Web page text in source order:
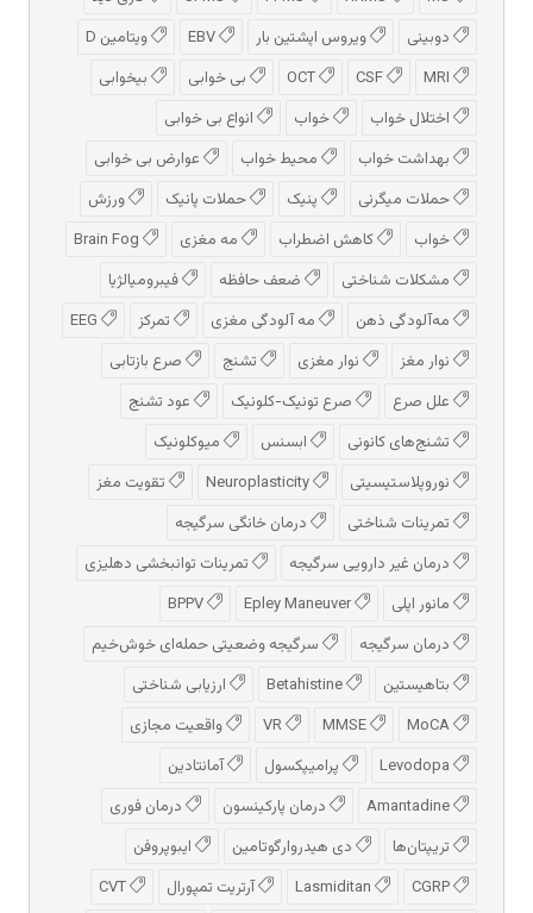
دوبینی
ویروس اپشتین بار
ویتامین D
بی خوابی
بیخوابی
اختلال خواب
خواب
انواع بی خوابی
بهداشت خواب
محیط خواب
عوارض بی خوابی
حملات میگرنی
پنیک حملات پانیک
ورزش
خواب
کاهش اضطراب مه مغزی
مشکلات شناختی
ضعف حافظه
فیبرومیالژیا
مه‌آلودگی ذهن
مه‌ آلودگی مغزی تمرکز
نوار مغز
نوار مغزی تشنج
صرع بازتابی
علل صرع
صرع تونیک-کلونیک
عود تشنج
تشنج‌های کانونی
ابسنس
میوکلونیک
نوروپلاستیسیتی
تقویت مغز
تمرینات شناختی
درمان خانگی سرگیجه
درمان غیر دارویی سرگیجه
تمرینات توانبخشی دهلیزی
مانور اپلی
درمان سرگیجه
سرگیجه وضعیتی حمله‌ای خوش‌خیم
بتاهیستین
ارزیابی شناختی
واقعیت مجازی
پرامیپکسول
آمانتادین
درمان پارکینسون
درمان فوری
تریپتان‌ها
دی هیدروارگوتامین
ایبوپروفن
آرتریت تمپورال